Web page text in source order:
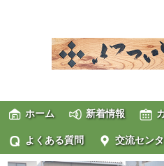
ホーム 新着情報
よくある質問 交流セン